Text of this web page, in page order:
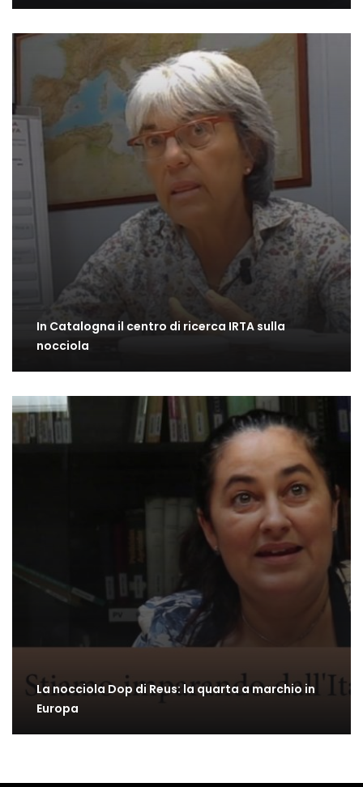
In Catalogna il centro di ricerca IRTA sulla
nocciola
La nocciola Dop di Reus: la quarta a marchio in
Europa